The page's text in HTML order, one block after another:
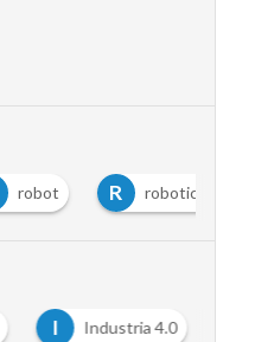
robot R robotica
I Industria 4.0